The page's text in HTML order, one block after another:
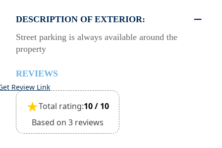
DESCRIPTION OF EXTERIOR:
Street parking is always available around the
property
REVIEWS
Review Link
★Total rating:10 / 10
Based on 3 reviews